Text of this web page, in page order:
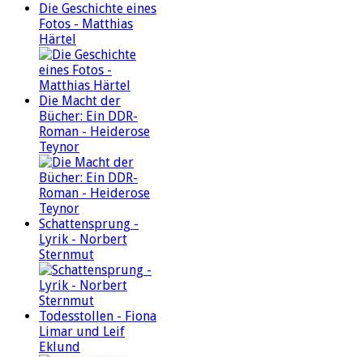
Die Geschichte eines
Fotos - Matthias
Härtel
Die Macht der
Bücher: Ein DDR-
Roman - Heiderose
Teynor
Schattensprung -
Lyrik - Norbert
Sternmut
Todesstollen - Fiona
Limar und Leif
Eklund